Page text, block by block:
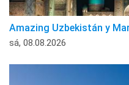
Amazing Uzbekistán y
sá, 08.08.2026